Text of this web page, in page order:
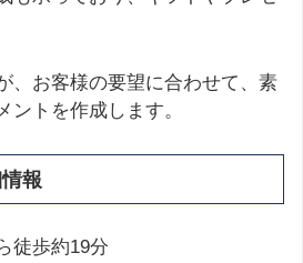
、お客様の要望に合わせて、素
ントを作成します。
報
徒歩約19分